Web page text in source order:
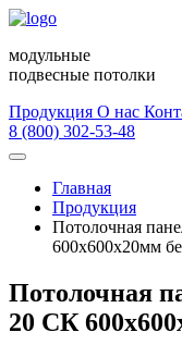
модульные
подвесные потолки
Продукция О нас
8 (800) 302-53-48
Главная
Продукция
Потолочная
600х600х20мм
Потолочная
20 СК